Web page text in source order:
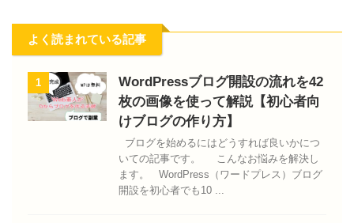
よく読まれている記事
1
WordPressブログ開設の流れを42
枚の画像を使って解説【初心者向
けブログの作り方】
ブログを始めるにはどうすれば良いかにつ
いての記事です。 こんなお悩みを解決し
ます。 WordPress（ワードプレス）ブログ
開設を初心者でも10 ...